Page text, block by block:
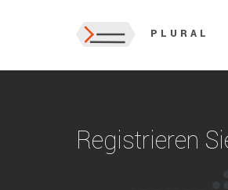
PLURAL
Registrieren